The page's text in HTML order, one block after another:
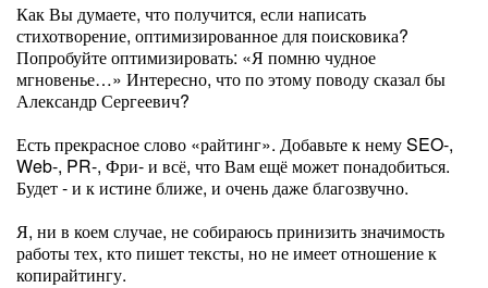
Как Вы думаете, что получится, если написать
стихотворение, оптимизированное для поисковика?
Попробуйте оптимизировать: «Я помню чудное
мгновенье…» Интересно, что по этому поводу сказал бы
Александр Сергеевич?
Есть прекрасное слово «райтинг». Добавьте к нему SEO-,
Web-, PR-, Фри- и всё, что Вам ещё может понадобиться.
Будет - и к истине ближе, и очень даже благозвучно.
Я, ни в коем случае, не собираюсь принизить значимость
работы тех, кто пишет тексты, но не имеет отношение к
копирайтингу.